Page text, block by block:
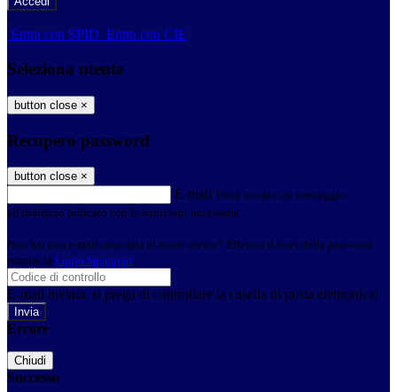
-
Entra con SPID Entra con CIE
Seleziona utente
button close ×
Recupero password
button close ×
E-mail Verrà inviato un messaggio
all'indirizzo indicato con le istruzioni necessarie.
Non hai una e-mail associata al nome utente? Effettua il reset della password
tramite la Login Spaggiari
E-mail inviata, si prega di controllare la casella di posta elettronica!
Errore
Chiudi
Successo